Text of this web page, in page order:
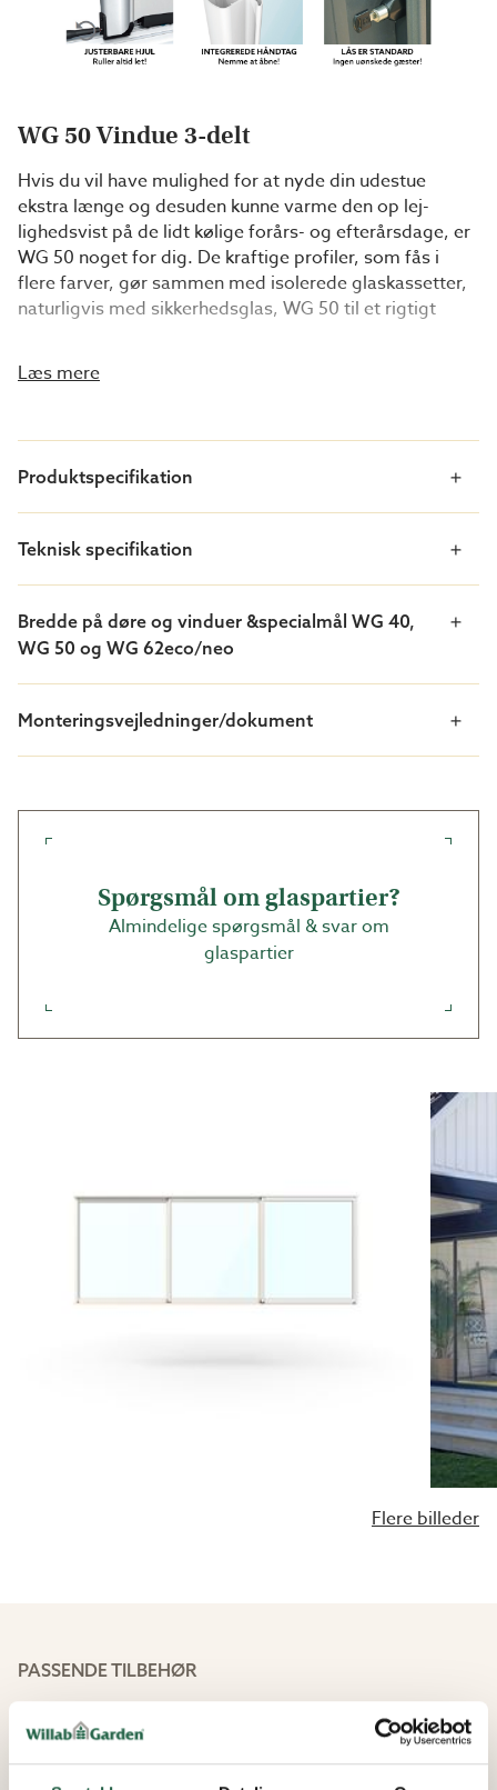
WG 50 Vindue 3-delt
Hvis du vil have mulighed for at nyde din udestue
ekstra længe og desuden kunne varme den op lej­
lighedsvist på de lidt kølige forårs- og efterårsdage, er
WG 50 noget for dig. De kraftige profiler, som fås i
flere farver, gør sam­men med isolerede glaskassetter,
naturligvis med sikkerhedsglas, WG 50 til et rigtigt
forlænge sæsonen og have glæde af udestuen i flere
årstider.
Hvad får jeg som kunde?
Et skønt rum fra forår til efterår!
Kvalitetspartier i moderne design
Sikkerhedstermoglas
Skræddersy
Specialmål
Uanset størrelse og mål på din udestue har Willab
Garden sky­departier, der passer. Det giver dig
dit hus eller grundens muligheder. Udestuepartier med
specialmål fremstilles altid på bestilling og produceres
Tilpas til det eksisterende!
Har du allerede et skelet eller en anden konstruktion, er
som partierne skal sidde i. Bestil blot partierne efter
dine mål! Praktisk, hvis du vil opfriske en gammel
For at vide hvilken størrelse du skal købe, skal du altid
måle åb­ningen. Til en åbning, som er 1874 mm bred og
1356 mm høj, er det præcis de mål, du skal vælge. Så
konstruktionen til det angivne mål. På WG 50 fast væg
fratrækkes 19mm på højden til monteringslis­ten der
Hvis du har valgt en udestue med midterstolpe, kan det
skydedørene mødes på midten i samme profilspor. Så
kommer begge døre, der mødes mod stolpen, til at
Spejlvendt- Skydepartiets yderste dør er i venstre
side set udefra.
Udførelse
Læs mere
Produktspecifikation
Teknisk specifikation
Bredde på døre og vinduer &specialmål WG 40,
WG 50 og WG 62eco/neo
Monteringsvejledninger/dokument
Spørgsmål om glaspartier?
Almindelige spørgsmål & svar om
glaspartier
Flere billeder
PASSENDE TILBEHØR
20%